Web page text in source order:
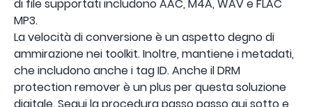
di file supportati includono AAC, M4A, WAV e FLAC
MP3.
La velocità di conversione è un aspetto degno di
ammirazione nei toolkit. Inoltre, mantiene i metadati,
che includono anche i tag ID. Anche il DRM
protection remover è un plus per questa soluzione